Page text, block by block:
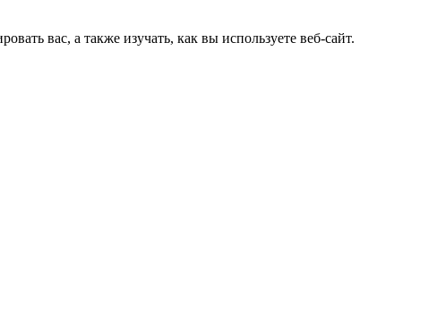
вас, а также изучать, как вы используете веб-сайт.